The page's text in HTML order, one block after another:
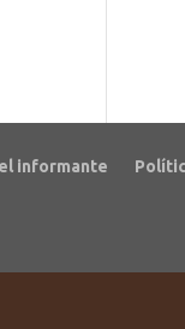
informante